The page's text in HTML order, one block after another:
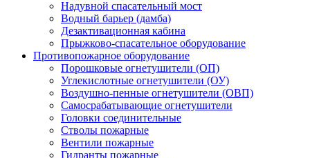
Надувной спасательный мост
Водный барьер (дамба)
Дезактивационная кабина
Прыжково-спасательное оборудование
Противопожарное оборудование
Порошковые огнетушители (ОП)
Углекислотные огнетушители (ОУ)
Воздушно-пенные огнетушители (ОВП)
Самосрабатывающие огнетушители
Головки соединительные
Стволы пожарные
Вентили пожарные
Гидранты пожарные